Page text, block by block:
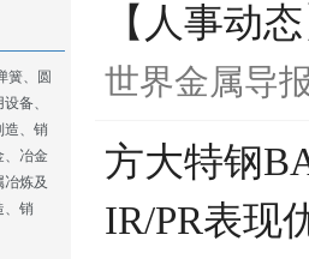
簧、圆
备、
造、销
、冶金
炼及
、销
【人事动
世界金属导
方大特钢
IR/PR表现